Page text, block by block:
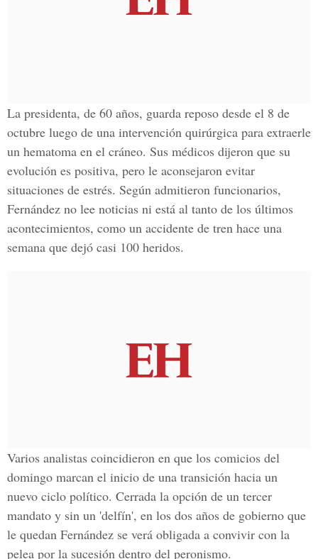
La presidenta, de 60 años, guarda reposo desde el 8 de
octubre luego de una intervención quirúrgica para extraerle
un hematoma en el cráneo. Sus médicos dijeron que su
evolución es positiva, pero le aconsejaron evitar
situaciones de estrés. Según admitieron funcionarios,
Fernández no lee noticias ni está al tanto de los últimos
acontecimientos, como un accidente de tren hace una
semana que dejó casi 100 heridos.
Varios analistas coincidieron en que los comicios del
domingo marcan el inicio de una transición hacia un
nuevo ciclo político. Cerrada la opción de un tercer
mandato y sin un 'delfín', en los dos años de gobierno que
le quedan Fernández se verá obligada a convivir con la
pelea por la sucesión dentro del peronismo.